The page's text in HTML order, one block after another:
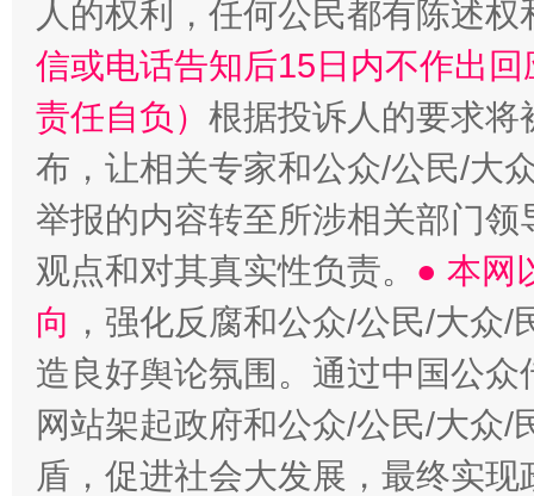
人的权利，任何公民都有陈述
信或电话告知后15日内不作出
责任自负） 根据投诉人的要求将
布，让相关专家和公众/公民/大
举报的内容转至所涉相关部门
观点和对其真实性负责。 ● 本网
向 ，强化反腐和公众/公民/大众
造良好舆论氛围。通过中国公
网站架起政府和公众/公民/大众
盾，促进社会大发展，最终实